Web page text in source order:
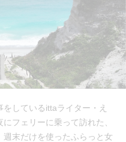
しているittaライター・え
フェリーに乗って訪れた、
末だけを使ったふらっと女